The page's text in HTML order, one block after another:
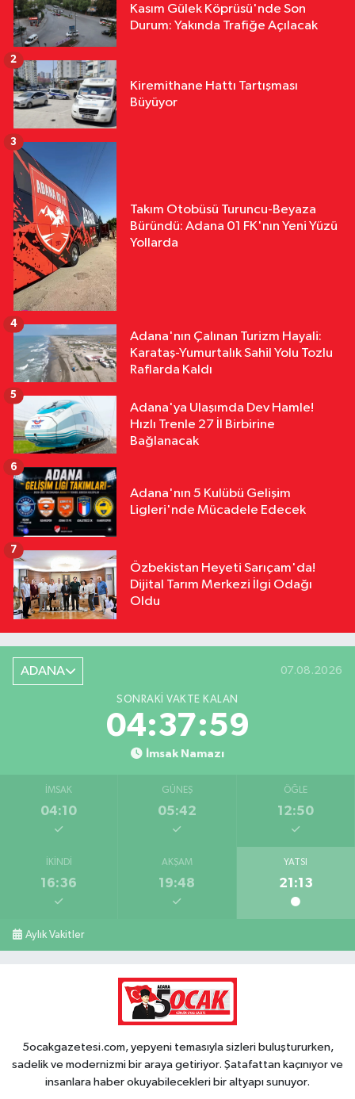
Kasım Gülek Köprüsü'nde Son
Durum: Yakında Trafiğe Açılacak
Kiremithane Hattı Tartışması
Büyüyor
2
Takım Otobüsü Turuncu-Beyaza
Büründü: Adana 01 FK'nın Yeni Yüzü
Yollarda
3
Adana'nın Çalınan Turizm Hayali:
Karataş-Yumurtalık Sahil Yolu Tozlu
Raflarda Kaldı
4
Adana'ya Ulaşımda Dev Hamle!
Hızlı Trenle 27 İl Birbirine
Bağlanacak
5
Adana'nın 5 Kulübü Gelişim
Ligleri'nde Mücadele Edecek
6
Özbekistan Heyeti Sarıçam'da!
Dijital Tarım Merkezi İlgi Odağı
Oldu
7
ADANA 07.08.2026
SONRAKI VAKTE KALAN
04:37:58
İmsak Namazı
İMSAK
04:10
GÜNEŞ
05:42
ÖĞLE
12:50
İKINDI
16:36
AKŞAM
19:48
YATSI
21:13
Aylık Vakitler
5ocakgazetesi.com, yepyeni temasıyla sizleri buluştururken,
sadelik ve modernizmi bir araya getiriyor. Şatafattan kaçınıyor ve
insanlara haber okuyabilecekleri bir altyapı sunuyor.